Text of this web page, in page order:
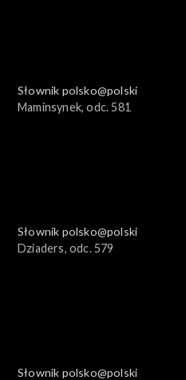
Słownik polsko@polski
Maminsynek, odc. 581
Słownik polsko@polski
Dziaders, odc. 579
Słownik polsko@polski